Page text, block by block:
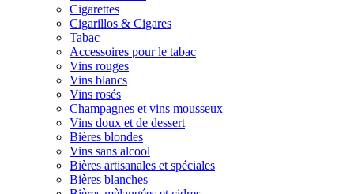
Cigarettes
Cigarillos & Cigares
Tabac
Accessoires pour le tabac
Vins rouges
Vins blancs
Vins rosés
Champagnes et vins mousseux
Vins doux et de dessert
Bières blondes
Vins sans alcool
Bières artisanales et spéciales
Bières blanches